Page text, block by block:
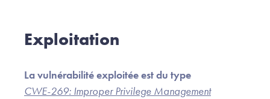
Exploitation
La vulnérabilité exploitée est du type
CWE-269: Improper Privilege Management